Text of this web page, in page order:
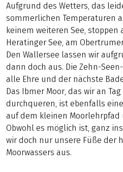
Aufgrund des Wetters, das
sommerlichen Temperaturen
keinem weiteren See, stoppen
Heratinger See, am
Den Wallersee lassen wir
dann doch aus. Die Zehn-
alle Ehre und der nächste
Das Ibmer Moor, das wir an
durchqueren, ist ebenfalls
auf dem kleinen Moorlehrpfad
Obwohl es möglich ist, ganz
wir doch nur unsere Füße der
Moorwassers aus.